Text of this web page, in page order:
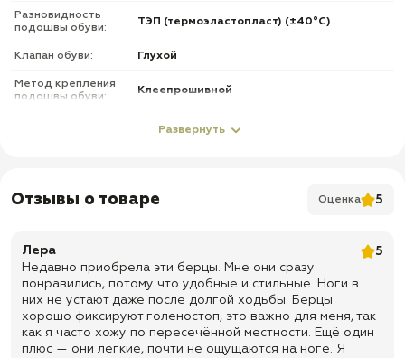
Разновидность
подошвы обуви:
ТЭП (термоэластопласт) (±40°С)
Клапан обуви: Глухой
Метод крепления
подошвы обуви:
Клеепрошивной
С молнией
✅ Верх: комбинированный — натуральная кожа «велюр» и
нейлоновая ткань
SUPER ROYAL
✅ Подошва: GAR-2 из ТЭП — термоэластопласта, температурный
режим ±40 °C
✅ Метод крепления подошвы: клеепрошивной
✅ Подносок: усиленный, выполнен из термопластического
материала
Развернуть
Отзывы о товаре Оценка 5
Лера
5
Недавно приобрела эти берцы. Мне они сразу
понравились, потому что удобные и стильные. Ноги в
них не устают даже после долгой ходьбы. Берцы
хорошо фиксируют голеностоп, это важно для меня, так
как я часто хожу по пересечённой местности. Ещё один
плюс — они лёгкие, почти не ощущаются на ноге. Я